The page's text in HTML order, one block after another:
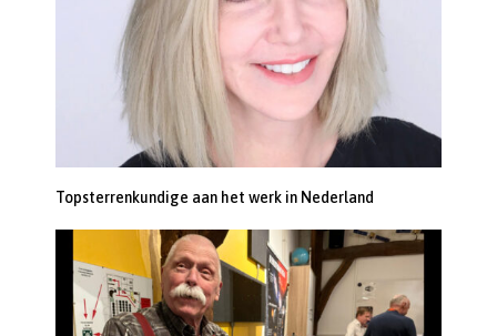
Topsterrenkundige aan het werk in Nederland